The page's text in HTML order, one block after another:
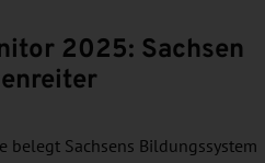
2025: Sachsen
belegt Sachsens Bildungssystem